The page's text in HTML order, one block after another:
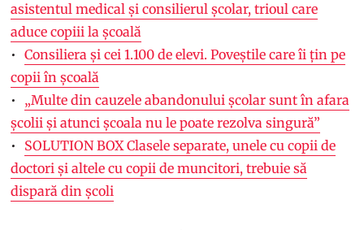
asistentul medical și consilierul școlar, trioul care
aduce copiii la școală
Consiliera și cei 1.100 de elevi. Poveștile care îi țin pe
copii în școală
„Multe din cauzele abandonului școlar sunt în afara
școlii și atunci școala nu le poate rezolva singură”
SOLUTION BOX Clasele separate, unele cu copii de
doctori și altele cu copii de muncitori, trebuie să
dispară din școli